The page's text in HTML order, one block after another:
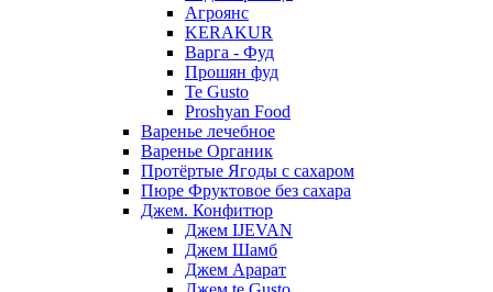
Агроянс
KERAKUR
Варга - Фуд
Прошян фуд
Te Gusto
Proshyan Food
Варенье лечебное
Варенье Органик
Протёртые Ягоды с сахаром
Пюре Фруктовое без сахара
Джем. Конфитюр
Джем IJEVAN
Джем Шамб
Джем Арарат